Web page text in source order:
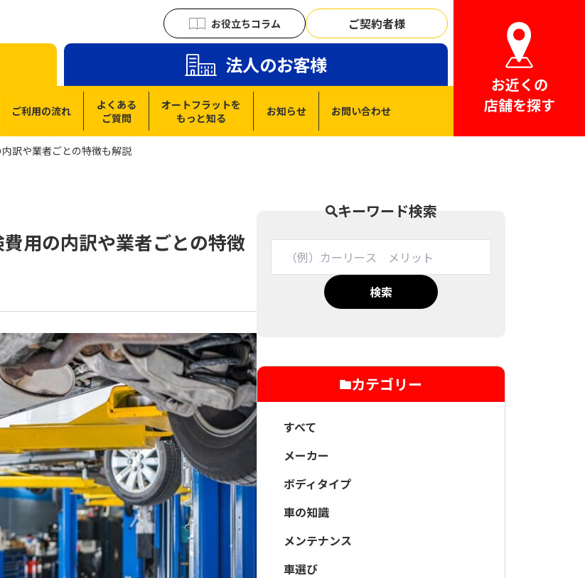
お役立ちコラム ご契約者様
法人のお客様
ご利用の流れ
よくある
ご質問
オートフラットを
もっと知る
お知らせ お問い合わせ
お近くの
店舗を探す
訳や業者ごとの特徴も解説
用の内訳や業者ごとの特徴
キーワード検索
検索
カテゴリー
すべて
メーカー
ボディタイプ
車の知識
メンテナンス
車選び